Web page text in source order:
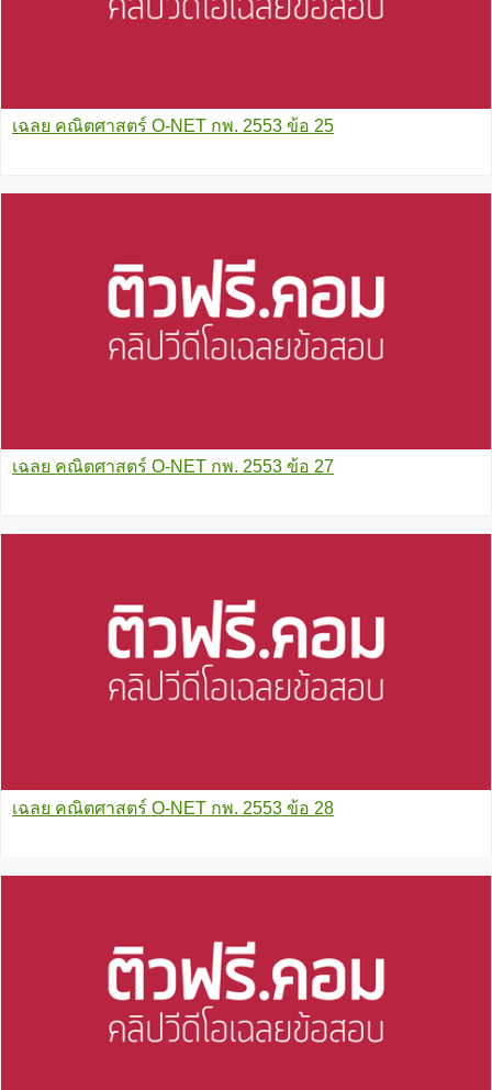
เฉลย คณิตศาสตร์ O-NET กพ. 2553 ข้อ 25
เฉลย คณิตศาสตร์ O-NET กพ. 2553 ข้อ 27
เฉลย คณิตศาสตร์ O-NET กพ. 2553 ข้อ 28